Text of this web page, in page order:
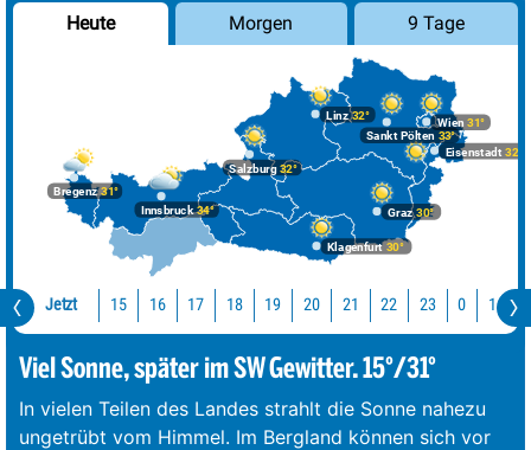
Heute Morgen 9 Tage
Bregenz31°
Graz30°
Innsbruck34°
Klagenfurt 30°
Linz32°
Salzburg32°
Wien 31°
Eisenstadt 32°
Sankt Pölten 33°
Jetzt 15 16 17 18 19 20 21 22 23 0 1
Viel Sonne, später im SW Gewitter. 15°/31°
In vielen Teilen des Landes strahlt die Sonne nahezu
ungetrübt vom Himmel. Im Bergland können sich vor